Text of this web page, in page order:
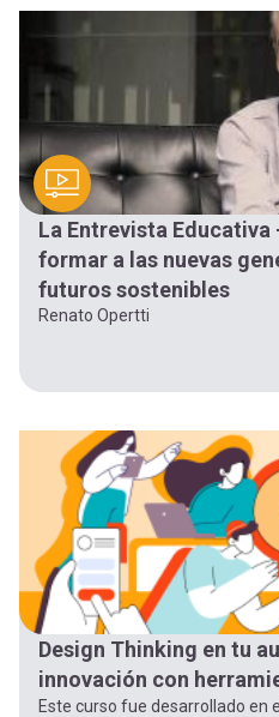
La Entrevista
formar a las nuevas
futuros sostenibles
Renato Opertti
Design Thinking en tu
innovación con
Este curso fue desarrollado en